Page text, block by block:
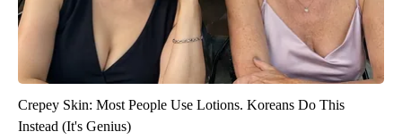
Crepey Skin: Most People Use Lotions. Koreans Do This
Instead (It's Genius)